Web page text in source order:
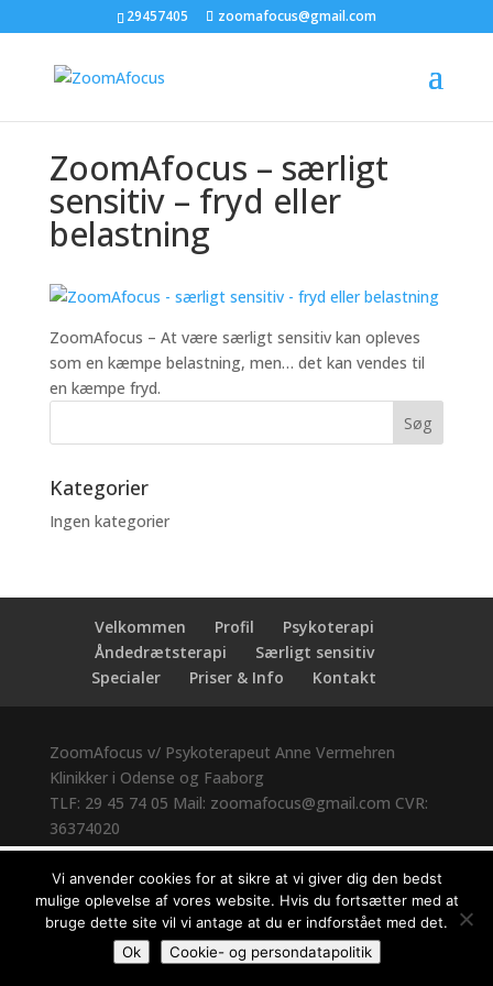
29457405 zoomafocus@gmail.com
ZoomAfocus – særligt
sensitiv – fryd eller
belastning
ZoomAfocus – At være særligt sensitiv kan opleves
som en kæmpe belastning, men… det kan vendes til
en kæmpe fryd.
Kategorier
Ingen kategorier
Velkommen Profil
Psykoterapi
Åndedrætsterapi
Særligt sensitiv
Specialer
Priser & Info Kontakt
ZoomAfocus v/ Psykoterapeut Anne Vermehren
Klinikker i Odense og Faaborg
TLF: 29 45 74 05 Mail: zoomafocus@gmail.com CVR:
36374020
Pin It on Pinterest
Vi anvender cookies for at sikre at vi giver dig den bedst
mulige oplevelse af vores website. Hvis du fortsætter med at
bruge dette site vil vi antage at du er indforstået med det.
Ok
Cookie- og persondatapolitik